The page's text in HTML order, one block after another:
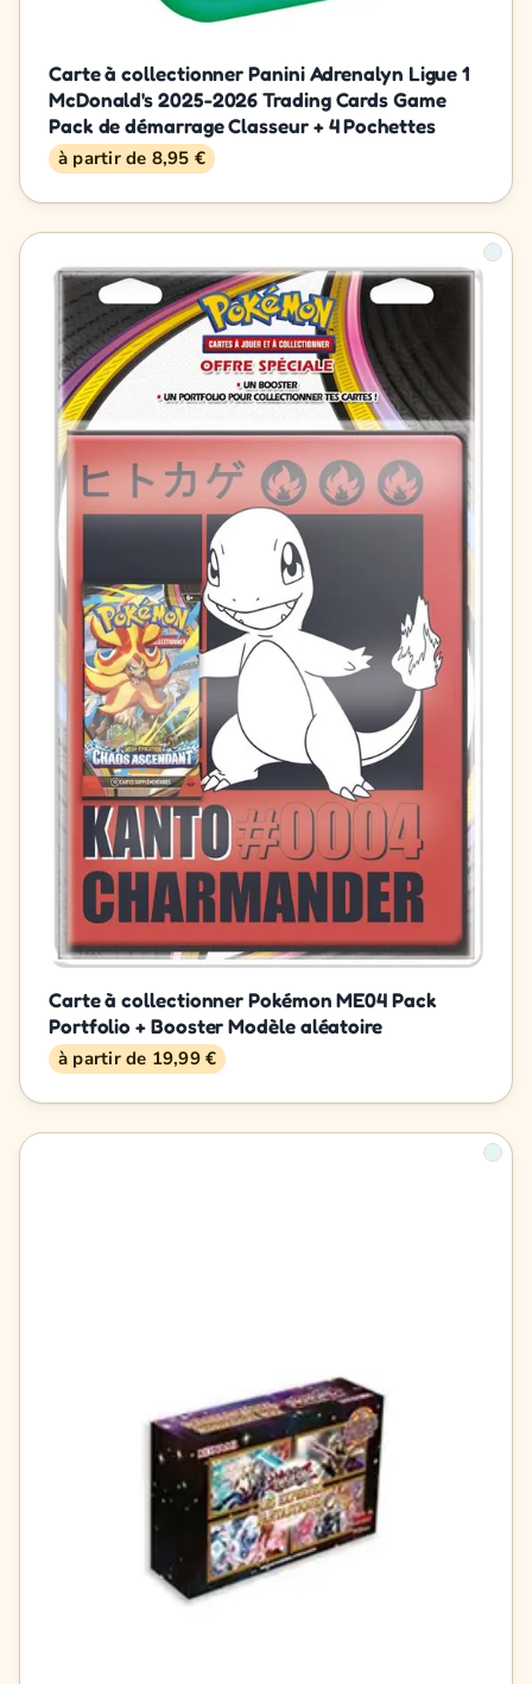
Carte à collectionner Panini Adrenalyn Ligue 1
McDonald's 2025-2026 Trading Cards Game
Pack de démarrage Classeur + 4 Pochettes
à partir de 8,95 €
Carte à collectionner Pokémon ME04 Pack
Portfolio + Booster Modèle aléatoire
à partir de 19,99 €